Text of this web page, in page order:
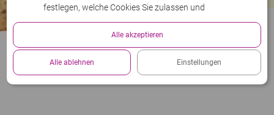
festlegen, welche Cookies Sie zulassen und
welche nicht.
Bitte lesen Sie mehr in unserer
Datenschutzerklärung.
Alle akzeptieren
Alle ablehnen Einstellungen